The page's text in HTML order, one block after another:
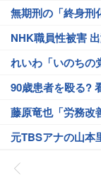
無期刑の「終身刑
NHK職員性被害
れいわ「いのちの
90歳患者を殴る?
藤原竜也「労務改
元TBSアナの山本